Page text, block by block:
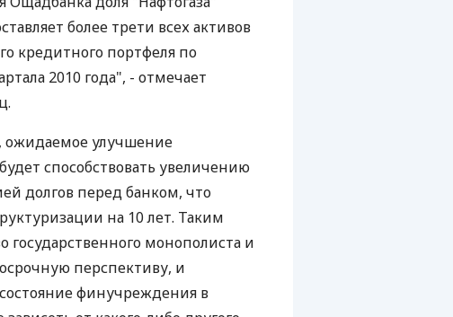
более трети всех активов
кредитного портфеля по
2010 года", - отмечает
ожидаемое улучшение
способствовать увеличению
долгов перед банком, что
на 10 лет. Таким
государственного монополиста и
перспективу, и
финучреждения в